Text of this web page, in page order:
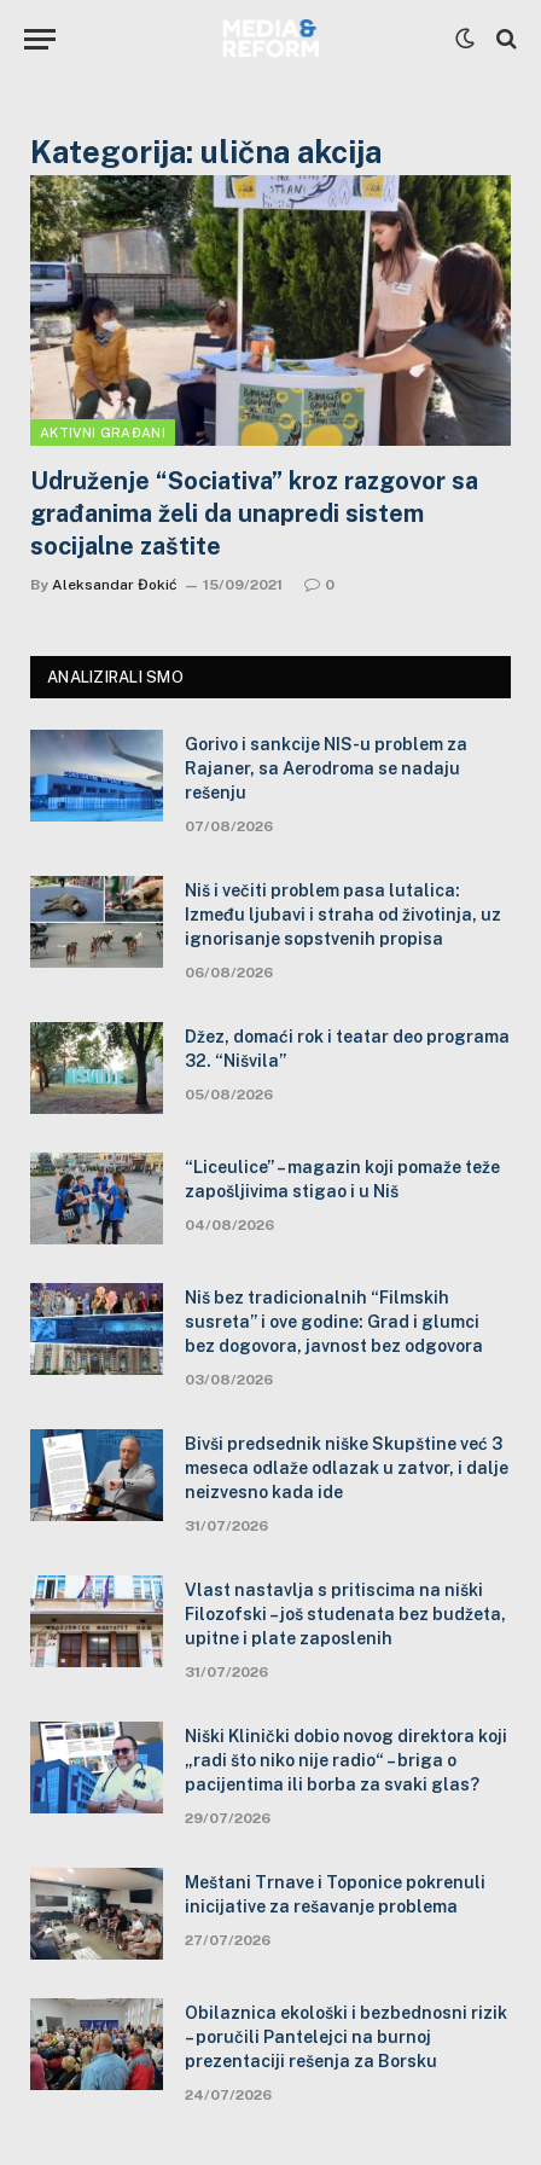
Kategorija: ulična akcija
AKTIVNI GRAĐANI
Udruženje “Sociativa” kroz razgovor sa
građanima želi da unapredi sistem
socijalne zaštite
By Aleksandar Đokić 15/09/2021 0
ANALIZIRALI SMO
Gorivo i sankcije NIS-u problem za
Rajaner, sa Aerodroma se nadaju
rešenju
07/08/2026
Niš i večiti problem pasa lutalica:
Između ljubavi i straha od životinja, uz
ignorisanje sopstvenih propisa
06/08/2026
Džez, domaći rok i teatar deo programa
32. “Nišvila”
05/08/2026
“Liceulice” – magazin koji pomaže teže
zapošljivima stigao i u Niš
04/08/2026
Niš bez tradicionalnih “Filmskih
susreta” i ove godine: Grad i glumci
bez dogovora, javnost bez odgovora
03/08/2026
Bivši predsednik niške Skupštine već 3
meseca odlaže odlazak u zatvor, i dalje
neizvesno kada ide
31/07/2026
Vlast nastavlja s pritiscima na niški
Filozofski – još studenata bez budžeta,
upitne i plate zaposlenih
31/07/2026
Niški Klinički dobio novog direktora koji
„radi što niko nije radio“ – briga o
pacijentima ili borba za svaki glas?
29/07/2026
Meštani Trnave i Toponice pokrenuli
inicijative za rešavanje problema
27/07/2026
Obilaznica ekološki i bezbednosni rizik
– poručili Pantelejci na burnoj
prezentaciji rešenja za Borsku
24/07/2026